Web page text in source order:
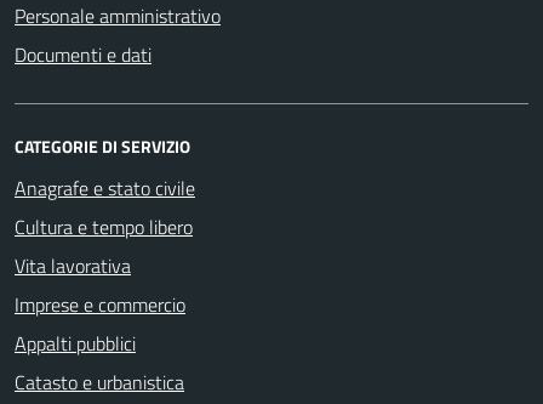
Personale amministrativo
Documenti e dati
CATEGORIE DI SERVIZIO
Anagrafe e stato civile
Cultura e tempo libero
Vita lavorativa
Imprese e commercio
Appalti pubblici
Catasto e urbanistica